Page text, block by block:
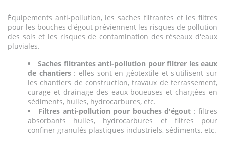
Équipements anti-pollution, les saches filtrantes et les filtres
pour les bouches d'égout préviennent les risques de pollution
des sols et les risques de contamination des réseaux d'eaux
pluviales.
Saches filtrantes anti-pollution pour filtrer les eaux
de chantiers: elles sont en géotextile et s'utilisent sur
les chantiers de construction, travaux de terrassement,
curage et drainage des eaux boueuses et chargées en
sédiments, huiles, hydrocarbures, etc.
Filtres anti-pollution pour bouches d'égout : filtres
absorbants huiles, hydrocarbures et filtres pour
confiner granulés plastiques industriels, sédiments, etc.